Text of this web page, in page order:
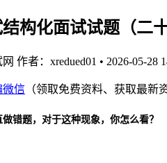
构化面试试题（二十
作者：xredued01 • 2026-05-28
微信 （领取免费资料、获取最新
错题，对于这种现象，你怎么看？